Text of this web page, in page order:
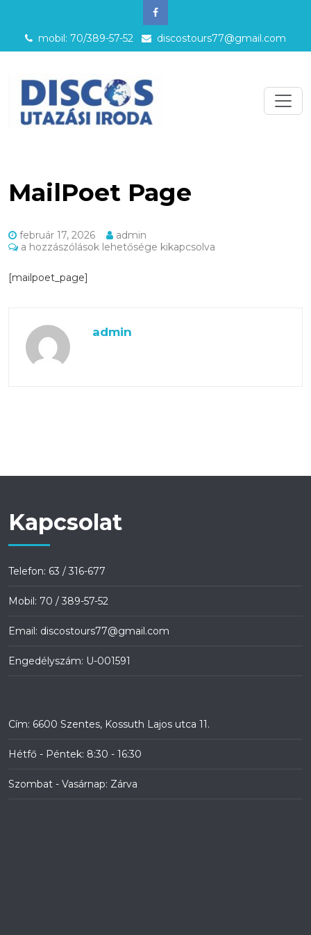
mobil: 70/389-57-52 discostours77@gmail.com
MailPoet Page
február 17, 2026
admin
MailPoet
a hozzászólások lehetősége kikapcsolva
[mailpoet_page]
admin
Kapcsolat
Telefon: 63 / 316-677
Mobil: 70 / 389-57-52
Email: discostours77@gmail.com
Engedélyszám: U-001591
Cím: 6600 Szentes, Kossuth Lajos utca 11.
Hétfő - Péntek: 8:30 - 16:30
Szombat - Vasárnap: Zárva